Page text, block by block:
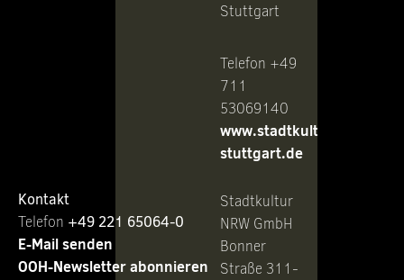
Kontakt
Telefon ‭ +49 221 65064-0
E-Mail senden
OOH-Newsletter abonnieren
Stuttgart
Telefon +49
711
53069140
www.stadtkultur-
stuttgart.de
Stadtkultur
NRW GmbH
Bonner
Straße 311-